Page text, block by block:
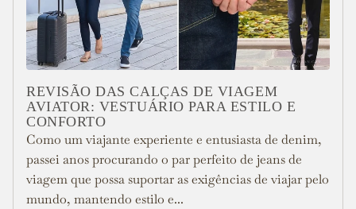
REVISÃO DAS CALÇAS DE VIAGEM
AVIATOR: VESTUÁRIO PARA ESTILO E
CONFORTO
Como um viajante experiente e entusiasta de denim,
passei anos procurando o par perfeito de jeans de
viagem que possa suportar as exigências de viajar pelo
mundo, mantendo estilo e...